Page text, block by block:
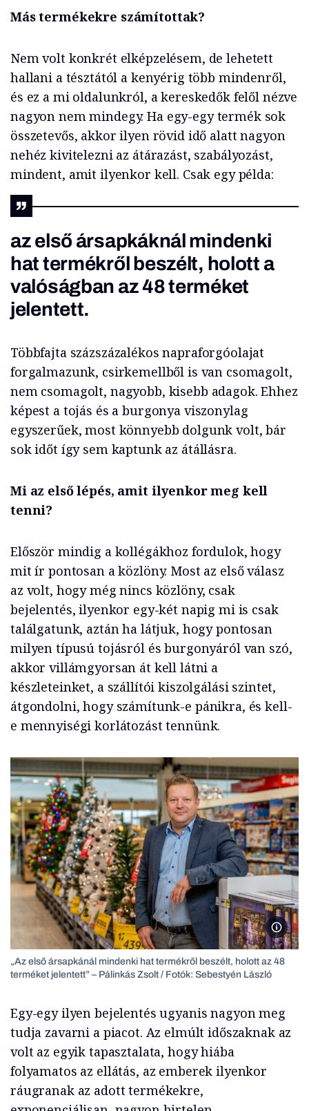
Más termékekre számítottak?
Nem volt konkrét elképzelésem, de lehetett
hallani a tésztától a kenyérig több mindenről,
és ez a mi oldalunkról, a kereskedők felől nézve
nagyon nem mindegy. Ha egy-egy termék sok
összetevős, akkor ilyen rövid idő alatt nagyon
nehéz kivitelezni az átárazást, szabályozást,
mindent, amit ilyenkor kell. Csak egy példa:
az első ársapkáknál mindenki
hat termékről beszélt, holott a
valóságban az 48 terméket
jelentett.
Többfajta százszázalékos napraforgóolajat
forgalmazunk, csirkemellből is van csomagolt,
nem csomagolt, nagyobb, kisebb adagok. Ehhez
képest a tojás és a burgonya viszonylag
egyszerűek, most könnyebb dolgunk volt, bár
sok időt így sem kaptunk az átállásra.
Mi az első lépés, amit ilyenkor meg kell
tenni?
Először mindig a kollégákhoz fordulok, hogy
mit ír pontosan a közlöny. Most az első válasz
az volt, hogy még nincs közlöny, csak
bejelentés, ilyenkor egy-két napig mi is csak
találgatunk, aztán ha látjuk, hogy pontosan
milyen típusú tojásról és burgonyáról van szó,
akkor villámgyorsan át kell látni a
készleteinket, a szállítói kiszolgálási szintet,
átgondolni, hogy számítunk-e pánikra, és kell-
e mennyiségi korlátozást tennünk.
„Az első ársapkánál mindenki hat termékről beszélt, holott az 48
terméket jelentett” – Pálinkás Zsolt / Fotók: Sebestyén László
Egy-egy ilyen bejelentés ugyanis nagyon meg
tudja zavarni a piacot. Az elmúlt időszaknak az
volt az egyik tapasztalata, hogy hiába
folyamatos az ellátás, az emberek ilyenkor
ráugranak az adott termékekre,